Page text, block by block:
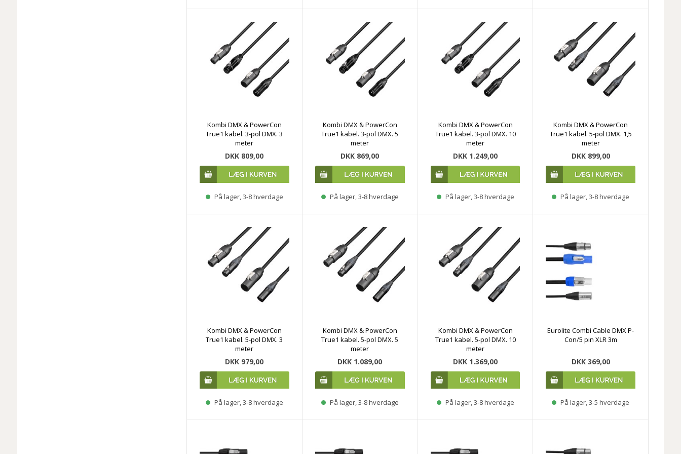
Kombi DMX & PowerCon
True1 kabel. 3-pol DMX. 3
meter
DKK 809,00
På lager, 3-8 hverdage
Kombi DMX & PowerCon
True1 kabel. 3-pol DMX. 5
meter
DKK 869,00
På lager, 3-8 hverdage
Kombi DMX & PowerCon
True1 kabel. 3-pol DMX. 10
meter
DKK 1.249,00
På lager, 3-8 hverdage
Kombi DMX & PowerCon
True1 kabel. 5-pol DMX. 1,5
meter
DKK 899,00
På lager, 3-8 hverdage
Kombi DMX & PowerCon
True1 kabel. 5-pol DMX. 3
meter
DKK 979,00
På lager, 3-8 hverdage
Kombi DMX & PowerCon
True1 kabel. 5-pol DMX. 5
meter
DKK 1.089,00
På lager, 3-8 hverdage
Kombi DMX & PowerCon
True1 kabel. 5-pol DMX. 10
meter
DKK 1.369,00
På lager, 3-8 hverdage
Eurolite Combi Cable DMX P-
Con/5 pin XLR 3m
DKK 369,00
På lager, 3-5 hverdage